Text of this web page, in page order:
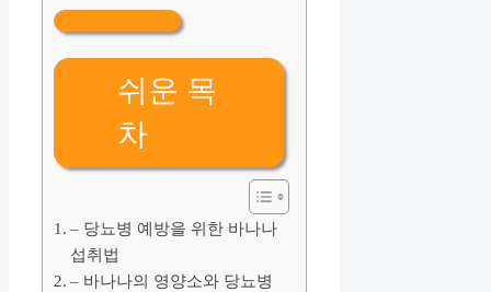
쉬운 목
차
– 당뇨병 예방을 위한 바나나
섭취법
– 바나나의 영양소와 당뇨병